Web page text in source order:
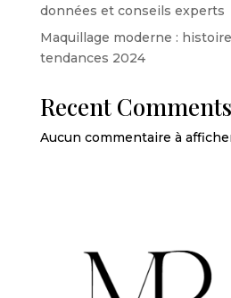
données et conseils experts
Maquillage moderne :
tendances 2024
Recent Comments
Aucun commentaire à